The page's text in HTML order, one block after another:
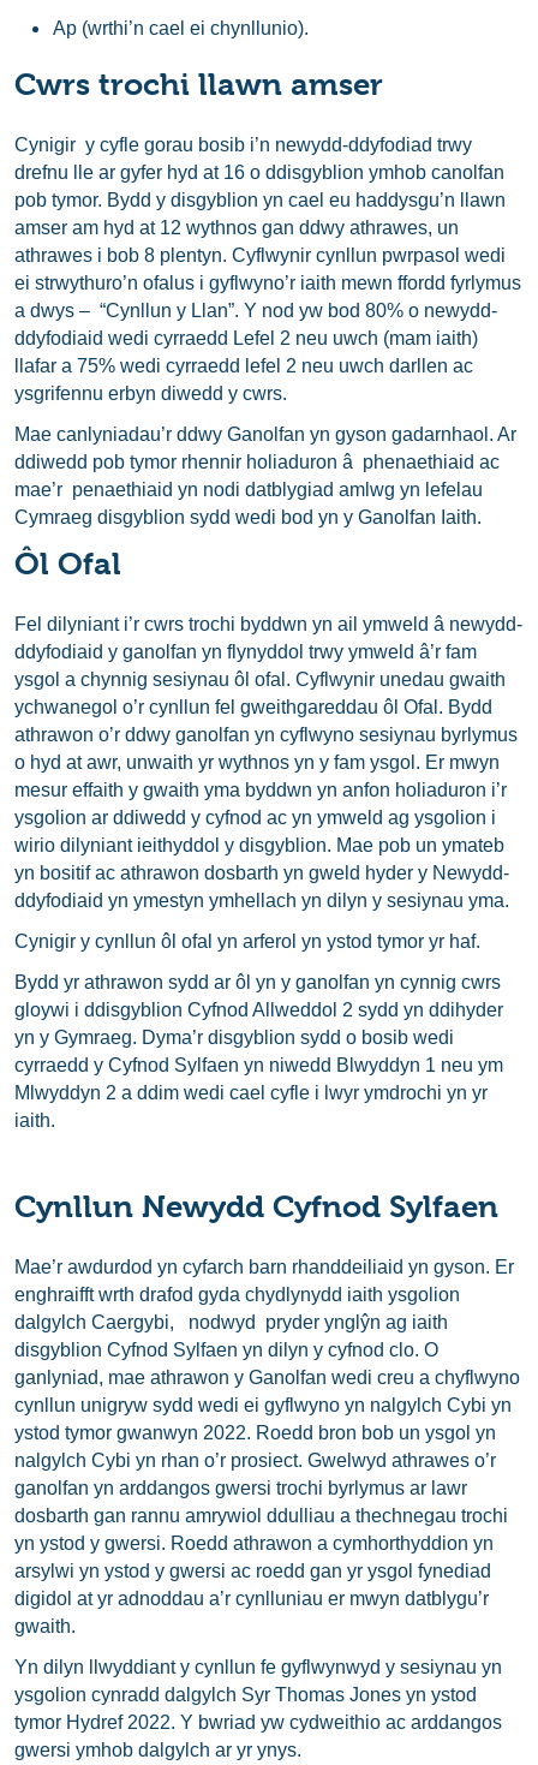
Ap (wrthi’n cael ei chynllunio).
Cwrs trochi llawn amser
Cynigir y cyfle gorau bosib i’n newydd-ddyfodiad trwy
drefnu lle ar gyfer hyd at 16 o ddisgyblion ymhob canolfan
pob tymor. Bydd y disgyblion yn cael eu haddysgu’n llawn
amser am hyd at 12 wythnos gan ddwy athrawes, un
athrawes i bob 8 plentyn. Cyflwynir cynllun pwrpasol wedi
ei strwythuro’n ofalus i gyflwyno’r iaith mewn ffordd fyrlymus
a dwys – “Cynllun y Llan”. Y nod yw bod 80% o newydd-
ddyfodiaid wedi cyrraedd Lefel 2 neu uwch (mam iaith)
llafar a 75% wedi cyrraedd lefel 2 neu uwch darllen ac
ysgrifennu erbyn diwedd y cwrs.
Mae canlyniadau’r ddwy Ganolfan yn gyson gadarnhaol. Ar
ddiwedd pob tymor rhennir holiaduron â phenaethiaid ac
mae’r penaethiaid yn nodi datblygiad amlwg yn lefelau
Cymraeg disgyblion sydd wedi bod yn y Ganolfan Iaith.
Ôl Ofal
Fel dilyniant i’r cwrs trochi byddwn yn ail ymweld â newydd-
ddyfodiaid y ganolfan yn flynyddol trwy ymweld â’r fam
ysgol a chynnig sesiynau ôl ofal. Cyflwynir unedau gwaith
ychwanegol o’r cynllun fel gweithgareddau ôl Ofal. Bydd
athrawon o’r ddwy ganolfan yn cyflwyno sesiynau byrlymus
o hyd at awr, unwaith yr wythnos yn y fam ysgol. Er mwyn
mesur effaith y gwaith yma byddwn yn anfon holiaduron i’r
ysgolion ar ddiwedd y cyfnod ac yn ymweld ag ysgolion i
wirio dilyniant ieithyddol y disgyblion. Mae pob un ymateb
yn bositif ac athrawon dosbarth yn gweld hyder y Newydd-
ddyfodiaid yn ymestyn ymhellach yn dilyn y sesiynau yma.
Cynigir y cynllun ôl ofal yn arferol yn ystod tymor yr haf.
Bydd yr athrawon sydd ar ôl yn y ganolfan yn cynnig cwrs
gloywi i ddisgyblion Cyfnod Allweddol 2 sydd yn ddihyder
yn y Gymraeg. Dyma’r disgyblion sydd o bosib wedi
cyrraedd y Cyfnod Sylfaen yn niwedd Blwyddyn 1 neu ym
Mlwyddyn 2 a ddim wedi cael cyfle i lwyr ymdrochi yn yr
iaith.
Cynllun Newydd Cyfnod Sylfaen
Mae’r awdurdod yn cyfarch barn rhanddeiliaid yn gyson. Er
enghraifft wrth drafod gyda chydlynydd iaith ysgolion
dalgylch Caergybi, nodwyd pryder ynglŷn ag iaith
disgyblion Cyfnod Sylfaen yn dilyn y cyfnod clo. O
ganlyniad, mae athrawon y Ganolfan wedi creu a chyflwyno
cynllun unigryw sydd wedi ei gyflwyno yn nalgylch Cybi yn
ystod tymor gwanwyn 2022. Roedd bron bob un ysgol yn
nalgylch Cybi yn rhan o’r prosiect. Gwelwyd athrawes o’r
ganolfan yn arddangos gwersi trochi byrlymus ar lawr
dosbarth gan rannu amrywiol ddulliau a thechnegau trochi
yn ystod y gwersi. Roedd athrawon a cymhorthyddion yn
arsylwi yn ystod y gwersi ac roedd gan yr ysgol fynediad
digidol at yr adnoddau a’r cynlluniau er mwyn datblygu’r
gwaith.
Yn dilyn llwyddiant y cynllun fe gyflwynwyd y sesiynau yn
ysgolion cynradd dalgylch Syr Thomas Jones yn ystod
tymor Hydref 2022. Y bwriad yw cydweithio ac arddangos
gwersi ymhob dalgylch ar yr ynys.